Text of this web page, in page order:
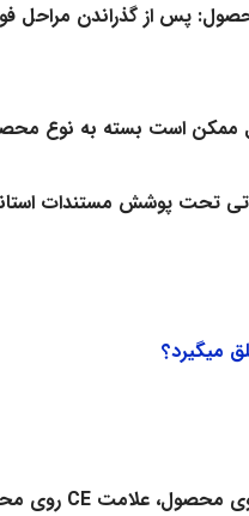
پس از گذراندن مراحل
ممکن است بسته به نوع
تحت پوشش مستندات
محصول، علامت CE روی